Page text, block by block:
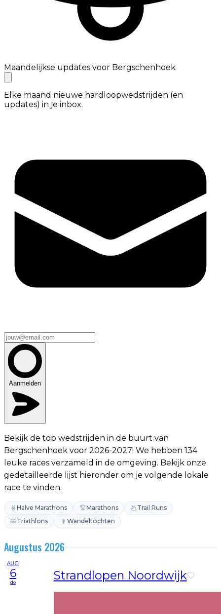
Maandelijkse updates voor Bergschenhoek
Elke maand nieuwe hardloopwedstrijden (en
updates) in je inbox.
Aanmelden
Bekijk de top wedstrijden in de buurt van
Bergschenhoek voor 2026-2027! We hebben 134
leuke races verzameld in de omgeving. Bekijk onze
gedetailleerde lijst hieronder om je volgende lokale
race te vinden.
Halve Marathons Marathons
Trail Runs
Triathlons
Wandeltochten
Augustus 2026
AUG
6
do Strandlopen Noordwijk